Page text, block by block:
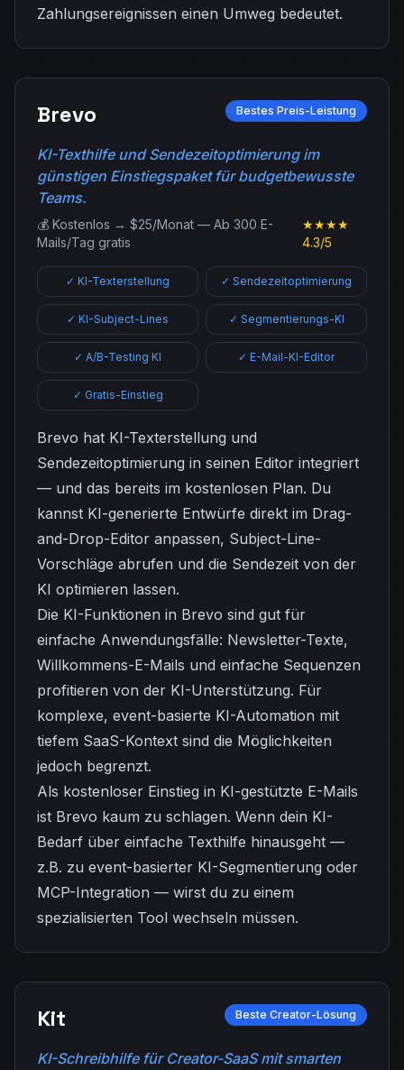
Zahlungsereignissen einen Umweg bedeutet.
Brevo Bestes Preis-Leistung
KI-Texthilfe und Sendezeitoptimierung im
günstigen Einstiegspaket für budgetbewusste
Teams.
💰 Kostenlos → $25/Monat — Ab 300 E-
Mails/Tag gratis
★★★★
4.3/5
✓ KI-Texterstellung ✓ Sendezeitoptimierung
✓ KI-Subject-Lines ✓ Segmentierungs-KI
✓ A/B-Testing KI ✓ E-Mail-KI-Editor
✓ Gratis-Einstieg
Brevo hat KI-Texterstellung und
Sendezeitoptimierung in seinen Editor integriert
— und das bereits im kostenlosen Plan. Du
kannst KI-generierte Entwürfe direkt im Drag-
and-Drop-Editor anpassen, Subject-Line-
Vorschläge abrufen und die Sendezeit von der
KI optimieren lassen.
Die KI-Funktionen in Brevo sind gut für
einfache Anwendungsfälle: Newsletter-Texte,
Willkommens-E-Mails und einfache Sequenzen
profitieren von der KI-Unterstützung. Für
komplexe, event-basierte KI-Automation mit
tiefem SaaS-Kontext sind die Möglichkeiten
jedoch begrenzt.
Als kostenloser Einstieg in KI-gestützte E-Mails
ist Brevo kaum zu schlagen. Wenn dein KI-
Bedarf über einfache Texthilfe hinausgeht —
z.B. zu event-basierter KI-Segmentierung oder
MCP-Integration — wirst du zu einem
spezialisierten Tool wechseln müssen.
Kit Beste Creator-Lösung
KI-Schreibhilfe für Creator-SaaS mit smarten